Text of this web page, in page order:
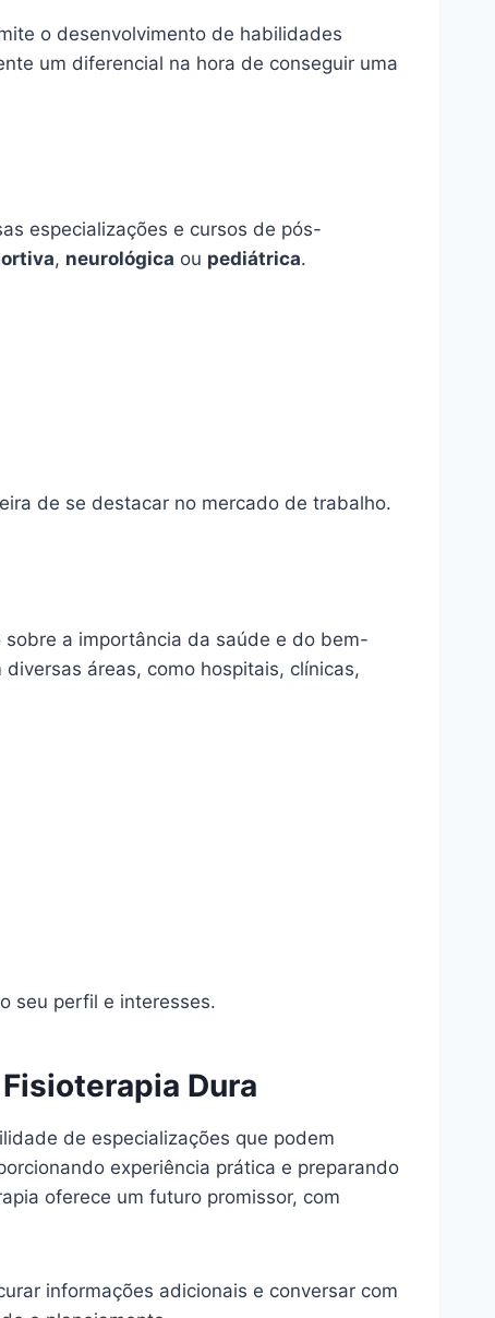
o desenvolvimento de habilidades
um diferencial na hora de conseguir uma
especializações e cursos de pós-
, neurológica ou pediátrica.
de se destacar no mercado de trabalho.
a importância da saúde e do bem-
áreas, como hospitais, clínicas,
seu perfil e interesses.
Dura
de especializações que podem
experiência prática e preparando
oferece um futuro promissor, com
informações adicionais e conversar com